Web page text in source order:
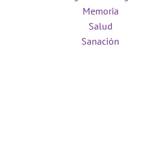
Memoria
Salud
Sanación